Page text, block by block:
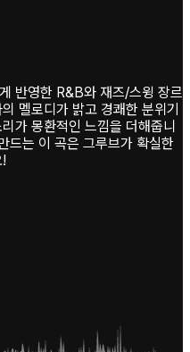
반영한 R&B와 재즈/스윙 장르
멜로디가 밝고 경쾌한 분위기
가 몽환적인 느낌을 더해줍니
드는 이 곡은 그루브가 확실한